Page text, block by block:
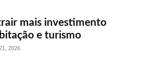
mais investimento
e turismo
2026